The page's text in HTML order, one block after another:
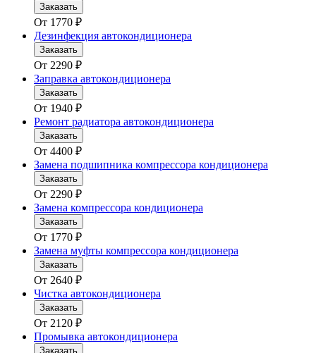
Заказать
От 1770 ₽
Дезинфекция автокондиционера
Заказать
От 2290 ₽
Заправка автокондиционера
Заказать
От 1940 ₽
Ремонт радиатора автокондиционера
Заказать
От 4400 ₽
Замена подшипника компрессора кондиционера
Заказать
От 2290 ₽
Замена компрессора кондиционера
Заказать
От 1770 ₽
Замена муфты компрессора кондиционера
Заказать
От 2640 ₽
Чистка автокондиционера
Заказать
От 2120 ₽
Промывка автокондиционера
Заказать